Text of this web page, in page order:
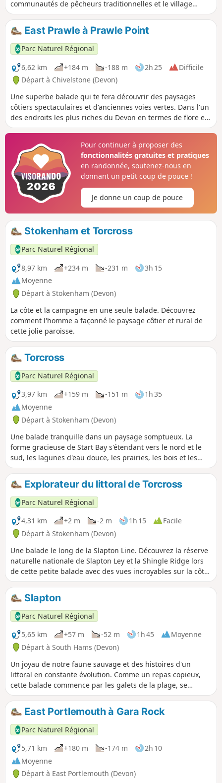
communautés de pêcheurs traditionnelles et le village
mystérieux et tragique de Hallsands, aujourd'hui disparu.
La promenade revient vers le point de départ en
empruntant des chemins verdoyants et des sentiers
pédestres.
East Prawle à Prawle Point
Parc Naturel Régional
6,62 km
+184 m -188 m 2h 25
Difficile
Départ à Chivelstone (Devon)
Une superbe balade qui te fera découvrir des paysages
côtiers spectaculaires et d'anciennes voies vertes. Dans l'un
des endroits les plus riches du Devon en termes de flore et
de faune.
Pour continuer à proposer des
fonctionnalités gratuites et pratiques
en randonnée, soutenez-nous en
donnant un petit coup de pouce !
Je donne un coup de pouce
Stokenham et Torcross
Parc Naturel Régional
8,97 km
+234 m -231 m
3h 15
Moyenne
Départ à Stokenham (Devon)
La côte et la campagne en une seule balade. Découvrez
comment l'homme a façonné le paysage côtier et rural de
cette jolie paroisse.
Torcross
Parc Naturel Régional
3,97 km
+159 m -151 m
1h 35
Moyenne
Départ à Stokenham (Devon)
Une balade tranquille dans un paysage somptueux. La
forme gracieuse de Start Bay s'étendant vers le nord et le
sud, les lagunes d'eau douce, les prairies, les bois et les
paisibles chemins du Devon serpentant entre les berges
fleuries.Explorateur du littoral de Torcross
Parc Naturel Régional
4,31 km
+2 m -2 m 1h 15
Facile
Départ à Stokenham (Devon)
Une balade le long de la Slapton Line. Découvrez la réserve
naturelle nationale de Slapton Ley et la Shingle Ridge lors
de cette petite balade avec des vues incroyables sur la côte
et le lac.
Slapton
Parc Naturel Régional
5,65 km
+57 m -52 m 1h 45
Moyenne
Départ à South Hams (Devon)
Un joyau de notre faune sauvage et des histoires d'un
littoral en constante évolution. Comme un repas copieux,
cette balade commence par les galets de la plage, se
poursuit avec tous les animaux sauvages que tu peux
imaginer dans une réserve naturelle nationale, et se
termine par le village charmant et plein de caractère de
Slapton. Parfait !
East Portlemouth à Gara Rock
Parc Naturel Régional
5,71 km
+180 m -174 m
2h 10
Moyenne
Départ à East Portlemouth (Devon)